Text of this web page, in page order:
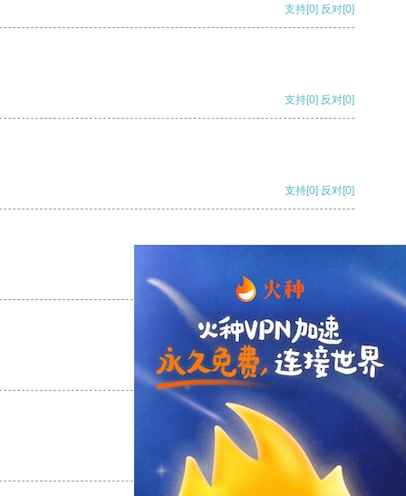
支持[0] 反对[0]
支持[0] 反对[0]
支持[0] 反对[0]
支持
支持[0] 反对[0]
支持[0] 反对[0]